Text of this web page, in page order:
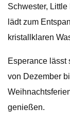
Schwester,
lädt zum
kristallklaren
Esperance lässt
von Dezember
genießen.